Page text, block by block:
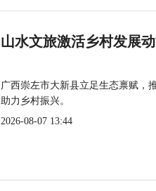
山水文旅激活乡村发展
广西崇左市大新县立足生态禀赋，
助力乡村振兴。
2026-08-07 13:44